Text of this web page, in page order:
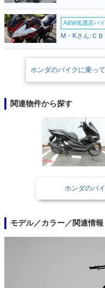
A&W名護店バ
ホンダのバイクに乗っ
関連物件から探す
ホンダのバ
モデル／カラー／関連情報